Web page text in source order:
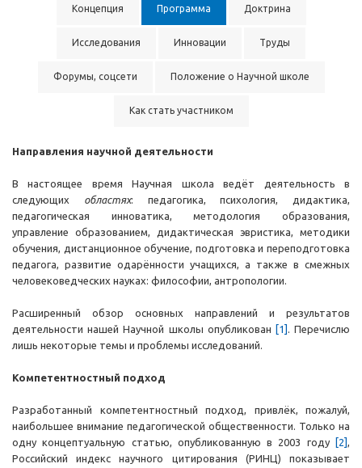
Концепция Программа Доктрина
Исследования Инновации Труды
Форумы, соцсети Положение о Научной школе
Как стать участником
Направления научной деятельности
В настоящее время Научная школа ведёт деятельность в
следующих областях: педагогика, психология, дидактика,
педагогическая инноватика, методология образования,
управление образованием, дидактическая эвристика, методики
обучения, дистанционное обучение, подготовка и переподготовка
педагога, развитие одарённости учащихся, а также в смежных
человековедческих науках: философии, антропологии.
Расширенный обзор основных направлений и результатов
деятельности нашей Научной школы опубликован [1] . Перечислю
лишь некоторые темы и проблемы исследований.
Компетентностный подход
Разработанный компетентностный подход, привлёк, пожалуй,
наибольшее внимание педагогической общественности. Только на
одну концептуальную статью, опубликованную в 2003 году
[2],
Российский индекс научного цитирования (РИНЦ) показывает